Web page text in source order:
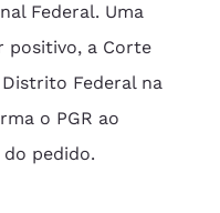
Federal. Uma
positivo, a Corte
Federal na
o PGR ao
pedido.